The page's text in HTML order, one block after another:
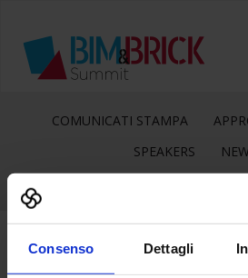
Consenso Dettagli
COMUNICATI STAMPA
SPEAKERS